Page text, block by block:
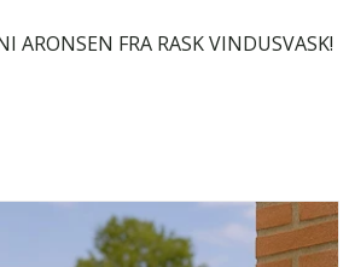
ARONSEN FRA RASK VINDUSVASK!